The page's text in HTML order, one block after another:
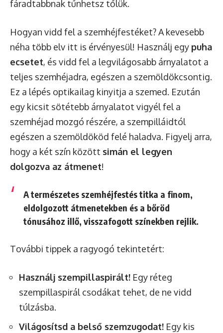
fáradtabbnak tűnhetsz tőlük.
Hogyan vidd fel a szemhéjfestéket? A kevesebb
néha több elv itt is érvényesül! Használj egy puha
ecsetet, és vidd fel a legvilágosabb árnyalatot a
teljes szemhéjadra, egészen a szemöldökcsontig.
Ez a lépés optikailag kinyitja a szemed. Ezután
egy kicsit sötétebb árnyalatot vigyél fel a
szemhéjad mozgó részére, a szempilláidtól
egészen a szemöldököd felé haladva. Figyelj arra,
hogy a két szín között simán el legyen
dolgozva az átmenet!
A természetes szemhéjfestés titka a finom,
eldolgozott átmenetekben és a bőröd
tónusához illő, visszafogott színekben rejlik.
További tippek a ragyogó tekintetért:
Használj szempillaspirált! Egy réteg
szempillaspirál csodákat tehet, de ne vidd
túlzásba.
Világosítsd a belső szemzugodat! Egy kis